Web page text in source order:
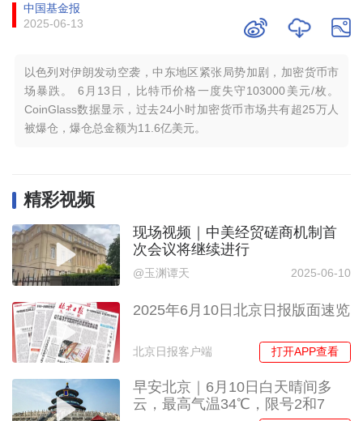
中国基金报
2025-06-13
以色列对伊朗发动空袭，中东地区紧张局势加剧，加密货币市
场暴跌。 6月13日，比特币价格一度失守103000美元/枚。
CoinGlass数据显示，过去24小时加密货币市场共有超25万人
被爆仓，爆仓总金额为11.6亿美元。
精彩视频
现场视频｜中美经贸磋商机制首
次会议将继续进行
@玉渊谭天 2025-06-10
2025年6月10日北京日报版面速览
北京日报客户端 打开APP查看
早安北京｜6月10日白天晴间多
云，最高气温34℃，限号2和7